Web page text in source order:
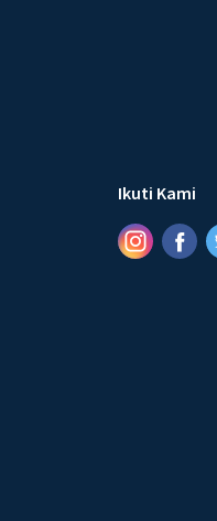
Ikuti Kami